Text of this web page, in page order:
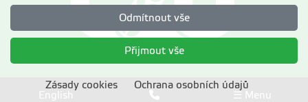
English ☰ Menu
Odmítnout vše
Přijmout vše
Zásady cookies Ochrana osobních údajů